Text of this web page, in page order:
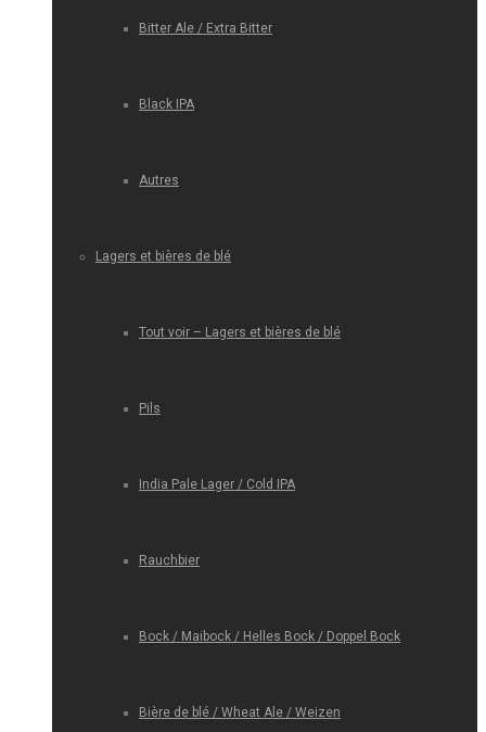
Bitter Ale / Extra Bitter
Black IPA
Autres
Lagers et bières de blé
Tout voir – Lagers et bières de blé
Pils
India Pale Lager / Cold IPA
Rauchbier
Bock / Maibock / Helles Bock / Doppel Bock
Bière de blé / Wheat Ale / Weizen